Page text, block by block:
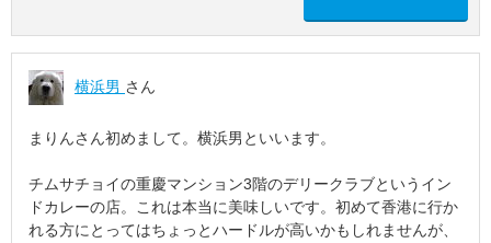
横浜男 さん
まりんさん初めまして。横浜男といいます。
チムサチョイの重慶マンション3階のデリークラブというイン
ドカレーの店。これは本当に美味しいです。初めて香港に行か
れる方にとってはちょっとハードルが高いかもしれませんが、